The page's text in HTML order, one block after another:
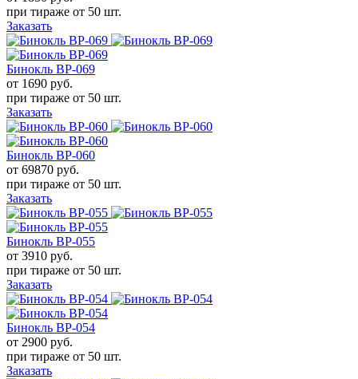
при тираже от 50 шт.
Заказать
Бинокль BP-069
от 1690 руб.
при тираже от 50 шт.
Заказать
Бинокль BP-060
от 69870 руб.
при тираже от 50 шт.
Заказать
Бинокль BP-055
от 3910 руб.
при тираже от 50 шт.
Заказать
Бинокль BP-054
от 2900 руб.
при тираже от 50 шт.
Заказать